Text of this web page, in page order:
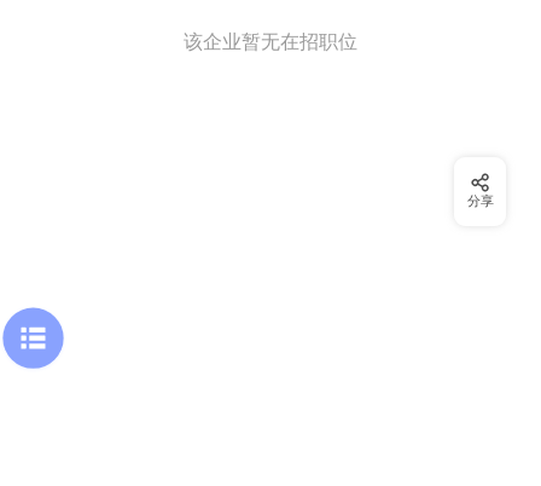
该企业暂无在招职位
分享